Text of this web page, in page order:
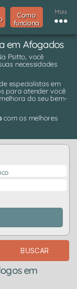
Como
funciona
Mais
em Afogados
Psitto, você
necessidades
especialistas em
para atender você
do seu bem-
com os melhores
BUSCAR
em